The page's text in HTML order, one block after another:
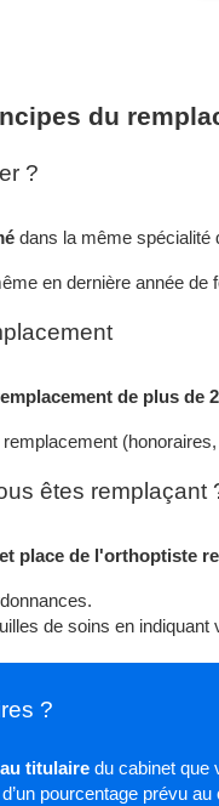
du
?
dans la même spécialité
en dernière année de
de plus de
êtes remplaçant
place de l'orthoptiste
de soins en
?
au titulairedu cabinet que
pourcentage prévu